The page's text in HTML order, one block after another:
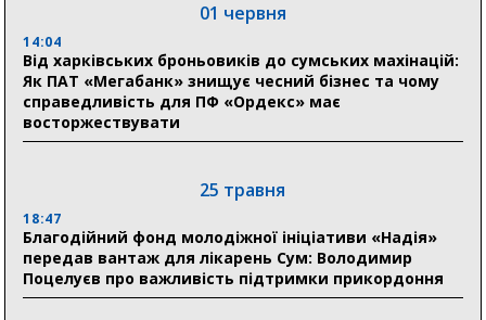
Артем Кобзар вручив родинам 20 полеглих Героїв
відзнаки «Почесного громадянина міста Суми»
30 липня
18:33
Олексій Романько долучився до обговорення Плану
стійкості Сумщини з Прем’єр-міністром
18:11
01 червня
14:04
Від харківських броньовиків до сумських махінацій:
Як ПАТ «Мегабанк» знищує чесний бізнес та чому
справедливість для ПФ «Ордекс» має
восторжествувати
25 травня
18:47
Благодійний фонд молодіжної ініціативи «Надія»
передав вантаж для лікарень Сум: Володимир
Поцелуєв про важливість підтримки прикордоння